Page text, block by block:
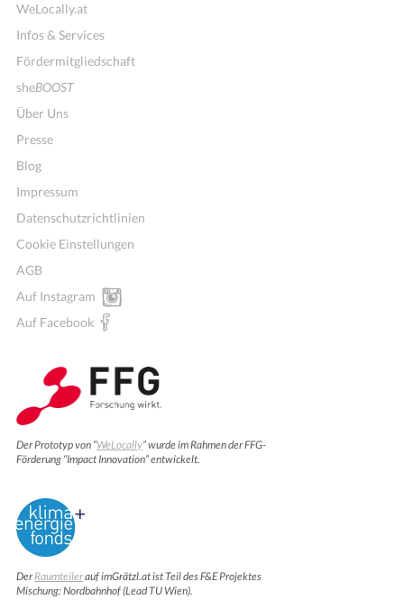
WeLocally.at
Infos & Services
Fördermitgliedschaft
sheBOOST
Über Uns
Presse
Blog
Impressum
Datenschutzrichtlinien
Cookie Einstellungen
AGB
Auf Instagram
Auf Facebook
Der Prototyp von “WeLocally” wurde im Rahmen der FFG-
Förderung “Impact Innovation” entwickelt.
DerRaumteilerauf imGrätzl.at ist Teil des F&E Projektes
Mischung: Nordbahnhof (Lead TU Wien).